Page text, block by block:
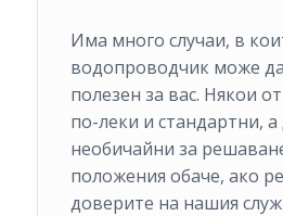
Има много случаи, в
водопроводчик може
полезен за вас. Някои
по-леки и стандартни, а
необичайни за
положения обаче, ако
доверите на нашия